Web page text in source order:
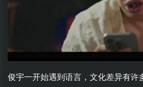
俊宇一开始遇到语言，文化差异有许